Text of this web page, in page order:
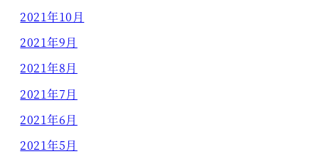
2021年10月
2021年9月
2021年8月
2021年7月
2021年6月
2021年5月